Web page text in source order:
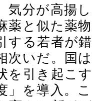
気分が高揚
薬と似た薬
する若者が
次いだ。国
を引き起こ
」を導入。